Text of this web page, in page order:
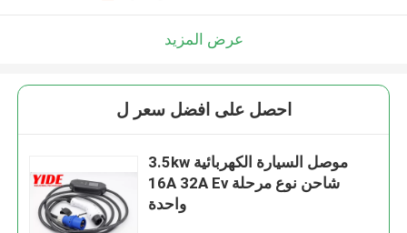
عرض المزيد
احصل على افضل سعر ل
3.5kw موصل السيارة الكهربائية
16A 32A Ev شاحن نوع مرحلة
واحدة